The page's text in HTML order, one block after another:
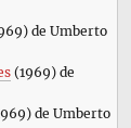
de Umberto
(1969) de
de Umberto